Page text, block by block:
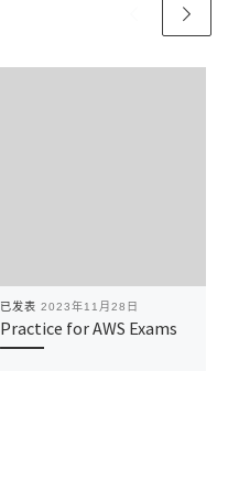
已发表 2023年11月28日
Practice for AWS Exams